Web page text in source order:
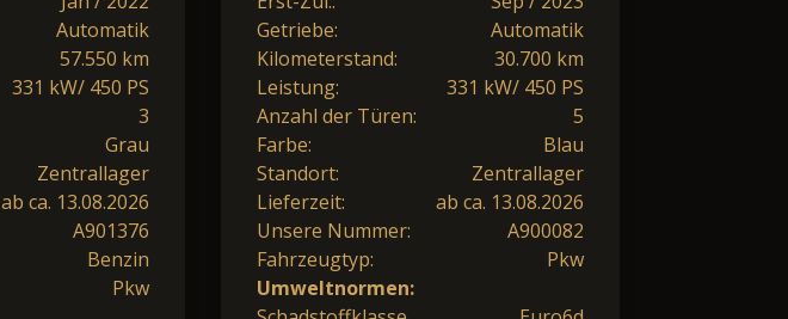
Automatik
57.550 km
331 kW/ 450 PS
3
Grau
Zentrallager
ab ca. 13.08.2026
A901376
Benzin
Pkw
Getriebe:
Automatik
Kilometerstand:
30.700 km
Leistung:
331 kW/ 450 PS
Anzahl der Türen:
5
Farbe:
Blau
Standort:
Zentrallager
Lieferzeit:
ab ca. 13.08.2026
Unsere Nummer:
A900082
Fahrzeugtyp:
Pkw
Umweltnormen: